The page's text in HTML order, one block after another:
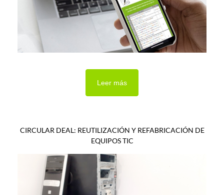
Leer más
CIRCULAR DEAL: REUTILIZACIÓN Y REFABRICACIÓN DE
EQUIPOS TIC